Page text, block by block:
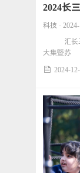
科技 ·
汇长三
大集暨苏
 2024-